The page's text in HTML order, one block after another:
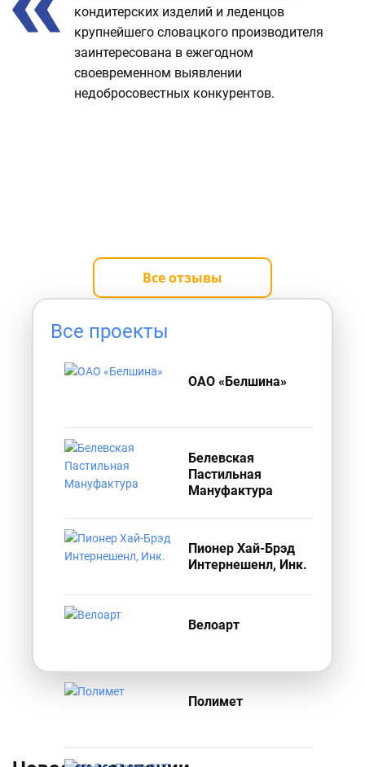
кондитерских изделий и леденцов
крупнейшего словацкого производителя
заинтересована в ежегодном
своевременном выявлении
недобросовестных конкурентов.
Все отзывы
Все проекты
ОАО «Белшина»
Белевская
Пастильная
Мануфактура
Пионер Хай-Брэд
Интернешенл, Инк.
Велоарт
Полимет